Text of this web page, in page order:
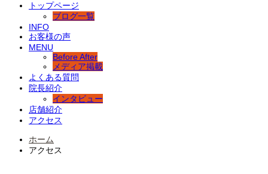
トップページ
ブログ一覧
INFO
お客様の声
MENU
Before After
メディア掲載
よくある質問
院長紹介
インタビュー
店舗紹介
アクセス
ホーム
アクセス